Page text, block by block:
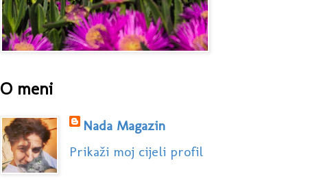
O meni
Nada Magazin
Prikaži moj cijeli profil